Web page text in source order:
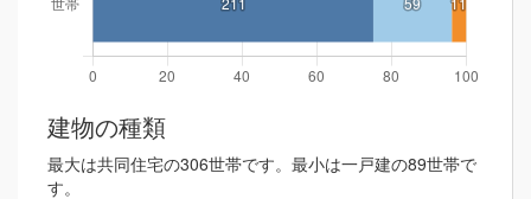
建物の種類
最大は共同住宅の306世帯です。最小は一戸建の89世帯で
す。